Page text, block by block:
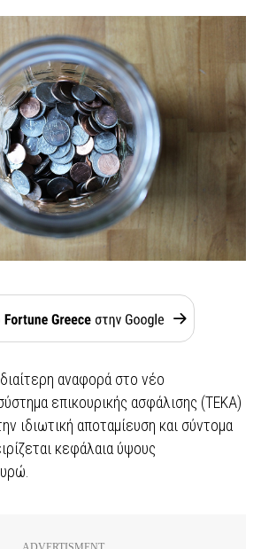
αναφορά στο νέο
επικουρικής ασφάλισης (ΤΕΚΑ)
ιδιωτική αποταμίευση και σύντομα
κεφάλαια ύψους